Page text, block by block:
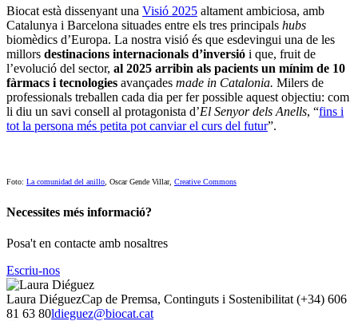
Biocat està dissenyant una Visió 2025 altament ambiciosa, amb
Catalunya i Barcelona situades entre els tres principals hubs
biomèdics d’Europa. La nostra visió és que esdevingui una de les
millors destinacions internacionals d’inversió i que, fruit de
l’evolució del sector, al 2025 arribin als pacients un mínim de 10
fàrmacs i tecnologies avançades made in Catalonia. Milers de
professionals treballen cada dia per fer possible aquest objectiu: com
li diu un savi consell al protagonista d’El Senyor dels Anells, “fins i
tot la persona més petita pot canviar el curs del futur”.
Foto: La comunidad del anillo, Oscar Gende Villar, Creative Commons
Necessites més informació?
Posa't en contacte amb nosaltres
Escriu-nos
Laura DiéguezCap de Premsa, Continguts i Sostenibilitat (+34) 606
81 63 80ldieguez@biocat.cat